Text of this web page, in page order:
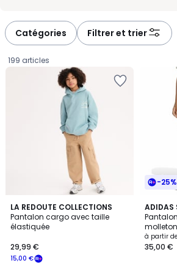
Catégories Filtrer et trier
199 articles
LA REDOUTE COLLECTIONS
Pantalon cargo avec taille
élastiquée
€
souscrivez
15,00 €
29,99 €
2
Couleurs
-
ADIDAS
à partir
35,00 €
4,3
/ 5